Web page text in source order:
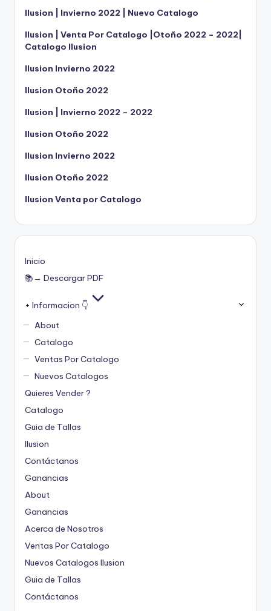
Ilusion | Invierno 2022 | Nuevo Catalogo
Ilusion | Venta Por Catalogo |Otoño 2022 – 2022|
Catalogo Ilusion
Ilusion Invierno 2022
Ilusion Otoño 2022
Ilusion | Invierno 2022 – 2022
Ilusion Otoño 2022
Ilusion Invierno 2022
Ilusion Otoño 2022
Ilusion Venta por Catalogo
Inicio
📚→ Descargar PDF
+ Informacion 👇
About
Catalogo
Ventas Por Catalogo
Nuevos Catalogos
Quieres Vender ?
Catalogo
Guia de Tallas
Ilusion
Contáctanos
Ganancias
About
Ganancias
Acerca de Nosotros
Ventas Por Catalogo
Nuevos Catalogos Ilusion
Guia de Tallas
Contáctanos